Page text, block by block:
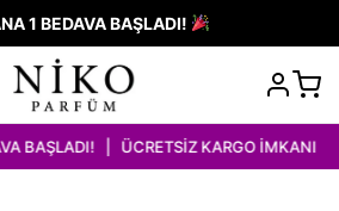
1 BEDAVA BAŞLADI!
| ÜCRETSİZ KARGO İMKANI